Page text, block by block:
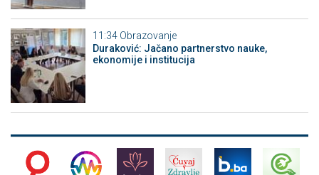
11:34 Obrazovanje
Duraković: Jačano partnerstvo nauke,
ekonomije i institucija